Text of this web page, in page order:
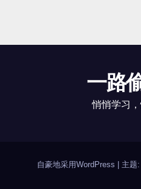
一路
悄悄学习
自豪地采用WordPress 主题